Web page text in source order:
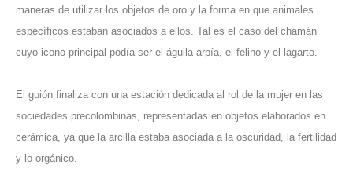
maneras de utilizar los objetos de oro y la forma en que animales
específicos estaban asociados a ellos. Tal es el caso del chamán
cuyo icono principal podía ser el águila arpía, el felino y el lagarto.
El guión finaliza con una estación dedicada al rol de la mujer en las
sociedades precolombinas, representadas en objetos elaborados en
cerámica, ya que la arcilla estaba asociada a la oscuridad, la fertilidad
y lo orgánico.